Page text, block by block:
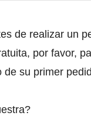
de realizar un
por favor,
su primer